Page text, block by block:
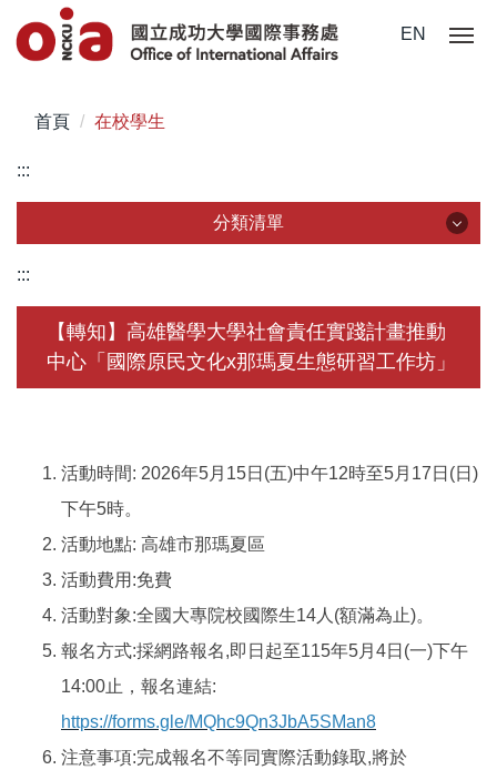
到
區
EN
首頁 在校學生
:::
分類清單
關於我們
未來學生
在校須知
國際鏈結
:::
【轉知】高雄醫學大學社會責任實踐計畫推動
中心「國際原民文化x那瑪夏生態研習工作坊」
活動時間: 2026年5月15日(五)中午12時至5月17日(日)
下午5時。
活動地點: 高雄市那瑪夏區
活動費用:免費
活動對象:全國大專院校國際生14人(額滿為止)。
報名方式:採網路報名,即日起至115年5月4日(一)下午
14:00止，報名連結:
https://forms.gle/MQhc9Qn3JbA5SMan8
注意事項:完成報名不等同實際活動錄取,將於